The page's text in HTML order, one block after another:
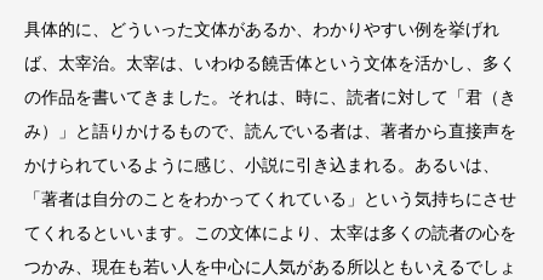
具体的に、どういった文体があるか、わかりやすい例を挙げれ
ば、太宰治。太宰は、いわゆる饒舌体という文体を活かし、多く
の作品を書いてきました。それは、時に、読者に対して「君（き
み）」と語りかけるもので、読んでいる者は、著者から直接声を
かけられているように感じ、小説に引き込まれる。あるいは、
「著者は自分のことをわかってくれている」という気持ちにさせ
てくれるといいます。この文体により、太宰は多くの読者の心を
つかみ、現在も若い人を中心に人気がある所以ともいえるでしょ